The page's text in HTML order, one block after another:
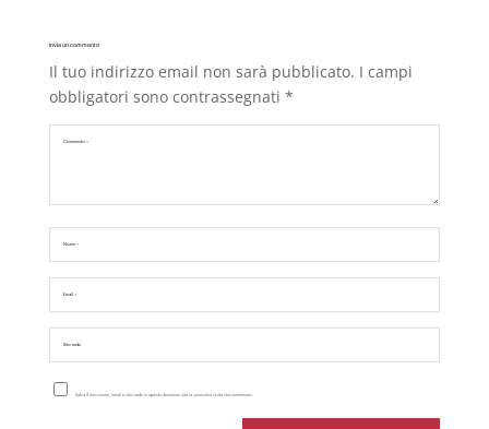
Invia un commento
Il tuo indirizzo email non sarà pubblicato. I campi
obbligatori sono contrassegnati *
Salva il mio nome, email e sito web in questo browser per la prossima volta che commento.